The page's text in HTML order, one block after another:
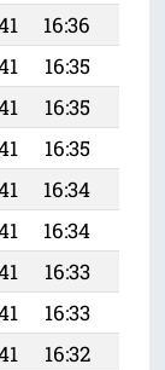
16:36
16:35
16:35
16:35
16:34
16:34
16:33
16:33
16:32